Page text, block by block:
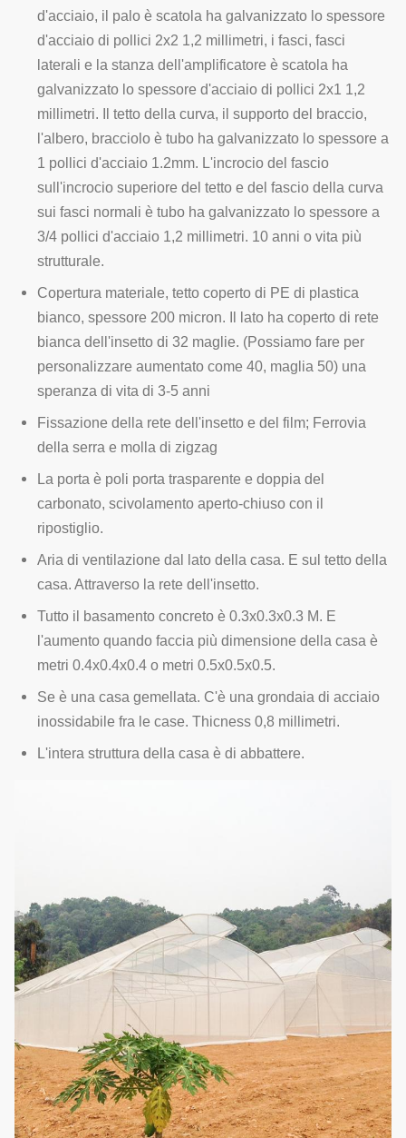
d'acciaio, il palo è scatola ha galvanizzato lo spessore
d'acciaio di pollici 2x2 1,2 millimetri, i fasci, fasci
laterali e la stanza dell'amplificatore è scatola ha
galvanizzato lo spessore d'acciaio di pollici 2x1 1,2
millimetri. Il tetto della curva, il supporto del braccio,
l'albero, bracciolo è tubo ha galvanizzato lo spessore a
1 pollici d'acciaio 1.2mm. L'incrocio del fascio
sull'incrocio superiore del tetto e del fascio della curva
sui fasci normali è tubo ha galvanizzato lo spessore a
3/4 pollici d'acciaio 1,2 millimetri. 10 anni o vita più
strutturale.
Copertura materiale, tetto coperto di PE di plastica
bianco, spessore 200 micron. Il lato ha coperto di rete
bianca dell'insetto di 32 maglie. (Possiamo fare per
personalizzare aumentato come 40, maglia 50) una
speranza di vita di 3-5 anni
Fissazione della rete dell'insetto e del film; Ferrovia
della serra e molla di zigzag
La porta è poli porta trasparente e doppia del
carbonato, scivolamento aperto-chiuso con il
ripostiglio.
Aria di ventilazione dal lato della casa. E sul tetto della
casa. Attraverso la rete dell'insetto.
Tutto il basamento concreto è 0.3x0.3x0.3 M. E
l'aumento quando faccia più dimensione della casa è
metri 0.4x0.4x0.4 o metri 0.5x0.5x0.5.
Se è una casa gemellata. C'è una grondaia di acciaio
inossidabile fra le case. Thicness 0,8 millimetri.
L'intera struttura della casa è di abbattere.